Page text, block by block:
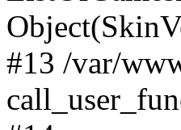
#13 /var/